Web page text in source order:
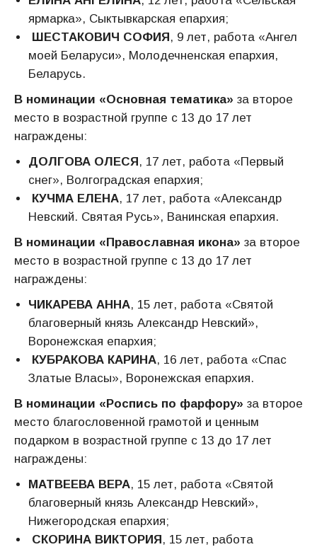
ярмарка», Сыктывкарская епархия;
ШЕСТАКОВИЧ СОФИЯ, 9 лет, работа «Ангел
моей Беларуси», Молодечненская епархия,
Беларусь.
В номинации «Основная тематика» за второе
место в возрастной группе с 13 до 17 лет
награждены:
ДОЛГОВА ОЛЕСЯ, 17 лет, работа «Первый
снег», Волгоградская епархия;
КУЧМА ЕЛЕНА, 17 лет, работа «Александр
Невский. Святая Русь», Ванинская епархия.
В номинации «Православная икона» за второе
место в возрастной группе с 13 до 17 лет
награждены:
ЧИКАРЕВА АННА, 15 лет, работа «Святой
благоверный князь Александр Невский»,
Воронежская епархия;
КУБРАКОВА КАРИНА, 16 лет, работа «Спас
Златые Власы», Воронежская епархия.
В номинации «Роспись по фарфору» за второе
место благословенной грамотой и ценным
подарком в возрастной группе с 13 до 17 лет
награждены:
МАТВЕЕВА ВЕРА, 15 лет, работа «Святой
благоверный князь Александр Невский»,
Нижегородская епархия;
СКОРИНА ВИКТОРИЯ, 15 лет, работа